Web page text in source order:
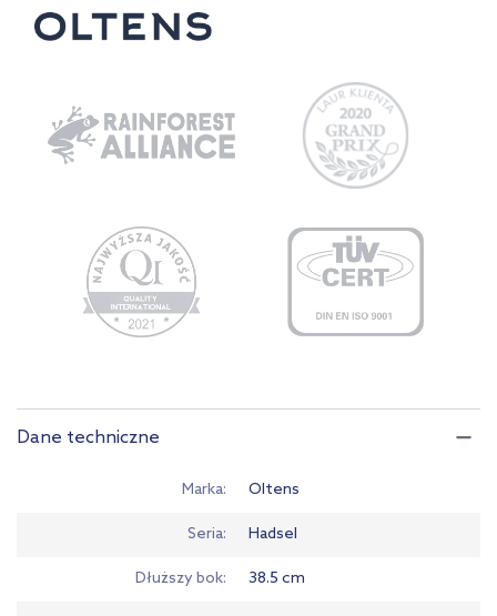
Dane techniczne
Marka Oltens
Seria Hadsel
Dłuższy bok 38.5 cm